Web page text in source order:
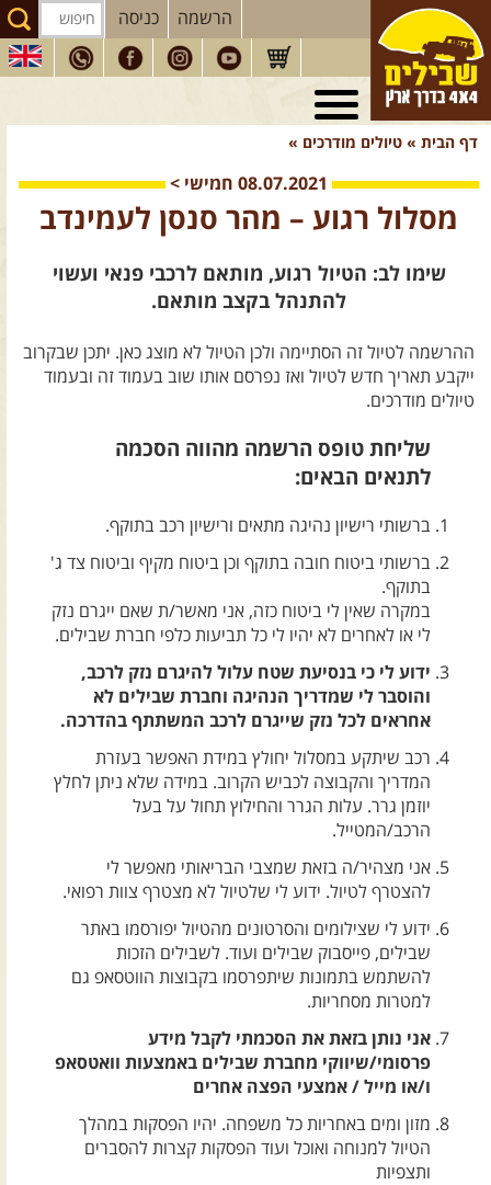
הרשמה כניסה
טיולי 4X4
בארץ
המדריכיםשלנו
הירשמו לניוזלטר שבילים
הבלוג של יואב קווה
פודקאסט ג'יפאות
אודות יואב קווה והאתר שבילים
דף הבית » טיולים מודרכים »
08.07.2021 חמישי >
מסלול רגוע – מהר סנסן לעמינדב
שימו לב: הטיול רגוע, מותאם לרכבי פנאי ועשוי
להתנהל בקצב מותאם.
ההרשמה לטיול זה הסתיימה ולכן הטיול לא מוצג כאן. יתכן שבקרוב
ייקבע תאריך חדש לטיול ואז נפרסם אותו שוב בעמוד זה ובעמוד
טיולים מודרכים.
שליחת טופס הרשמה מהווה הסכמה
לתנאים הבאים:
ברשותי רישיון נהיגה מתאים ורישיון רכב בתוקף.
ברשותי ביטוח חובה בתוקף וכן ביטוח מקיף וביטוח צד ג'
בתוקף.
במקרה שאין לי ביטוח כזה, אני מאשר/ת שאם ייגרם נזק
לי או לאחרים לא יהיו לי כל תביעות כלפי חברת שבילים.
ידוע לי כי בנסיעת שטח עלול להיגרם נזק לרכב,
והוסבר לי שמדריך הנהיגה וחברת שבילים לא
אחראים לכל נזק שייגרם לרכב המשתתף בהדרכה.
רכב שיתקע במסלול יחולץ במידת האפשר בעזרת
המדריך והקבוצה לכביש הקרוב. במידה שלא ניתן לחלץ
יוזמן גרר. עלות הגרר והחילוץ תחול על בעל
הרכב/המטייל.
אני מצהיר/ה בזאת שמצבי הבריאותי מאפשר לי
להצטרף לטיול. ידוע לי שלטיול לא מצטרף צוות רפואי.
ידוע לי שצילומים והסרטונים מהטיול יפורסמו באתר
שבילים, פייסבוק שבילים ועוד. לשבילים הזכות
להשתמש בתמונות שיתפרסמו בקבוצות הווטסאפ גם
למטרות מסחריות.
אני נותן בזאת את הסכמתי לקבל מידע
פרסומי/שיווקי מחברת שבילים באמצעות וואטסאפ
ו/או מייל / אמצעי הפצה אחרים
מזון ומים באחריות כל משפחה. יהיו הפסקות במהלך
הטיול למנוחה ואוכל ועוד הפסקות קצרות להסברים
ותצפיות